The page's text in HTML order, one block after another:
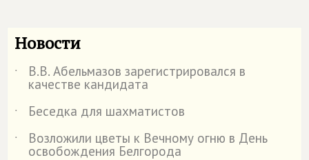
Новости
˙ В.В. Абельмазов зарегистрировался в
качестве кандидата
˙
Беседка для шахматистов
˙
Возложили цветы к Вечному огню в День
освобождения Белгорода